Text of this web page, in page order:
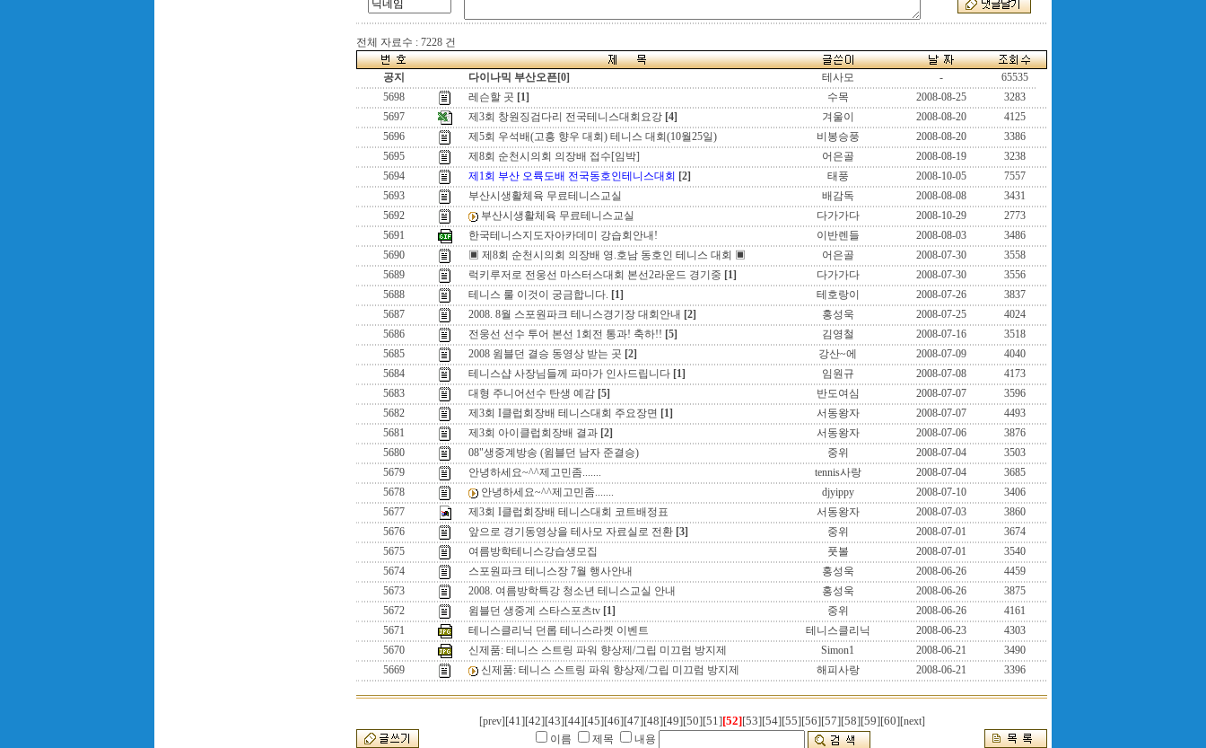
전체 자료수 : 7228 건
공지 다이나믹 부산오픈[0] 테사모 -
65535
5698
레슨할 곳 [1] 수목 2008-08-25
3283
5697
제3회 창원징검다리 전국테니스대회요강 [4] 겨울이 2008-08-20
4125
5696
제5회 우석배(고흥 향우 대회) 테니스 대회(10월25일) 비봉승풍 2008-08-20
3386
5695
제8회 순천시의회 의장배 접수[임박] 어은골 2008-08-19
3238
5694
제1회 부산 오륙도배 전국동호인테니스대회 [2] 태풍 2008-10-05
7557
5693
부산시생활체육 무료테니스교실 배감독 2008-08-08
3431
5692
부산시생활체육 무료테니스교실 다가가다 2008-10-29
2773
5691
한국테니스지도자아카데미 강습회안내! 이반렌들 2008-08-03
3486
5690
▣ 제8회 순천시의회 의장배 영.호남 동호인 테니스 대회 ▣ 어은골 2008-07-30
3558
5689
럭키루저로 전웅선 마스터스대회 본선2라운드 경기중 [1] 다가가다 2008-07-30
3556
5688
테니스 룰 이것이 궁금합니다. [1] 테호랑이 2008-07-26
3837
5687
2008. 8월 스포원파크 테니스경기장 대회안내 [2] 홍성욱 2008-07-25
4024
5686
전웅선 선수 투어 본선 1회전 통과! 축하!! [5] 김영철 2008-07-16
3518
5685
2008 윔블던 결승 동영상 받는 곳 [2] 강산~에 2008-07-09
4040
5684
테니스샵 사장님들께 파마가 인사드립니다 [1] 임원규 2008-07-08
4173
5683
대형 주니어선수 탄생 예감 [5] 반도여심 2008-07-07
3596
5682
제3회 I클럽회장배 테니스대회 주요장면 [1] 서동왕자 2008-07-07
4493
5681
제3회 아이클럽회장배 결과 [2] 서동왕자 2008-07-06
3876
5680
08"생중계방송 (윔블던 남자 준결승) 중위 2008-07-04
3503
5679
안녕하세요~^^제고민좀....... tennis사랑 2008-07-04
3685
5678
안녕하세요~^^제고민좀....... djyippy 2008-07-10
3406
5677
제3회 I클럽회장배 테니스대회 코트배정표 서동왕자 2008-07-03
3860
5676
앞으로 경기동영상을 테사모 자료실로 전환 [3] 중위 2008-07-01
3674
5675
여름방학테니스강습생모집 풋볼 2008-07-01
3540
5674
스포원파크 테니스장 7월 행사안내 홍성욱 2008-06-26
4459
5673
2008. 여름방학특강 청소년 테니스교실 안내 홍성욱 2008-06-26
3875
5672
윔블던 생중계 스타스포츠tv [1] 중위 2008-06-26
4161
5671
테니스클리닉 던롭 테니스라켓 이벤트 테니스클리닉 2008-06-23
4303
5670
신제품: 테니스 스트링 파워 향상제/그립 미끄럼 방지제 Simon1 2008-06-21
3490
5669
신제품: 테니스 스트링 파워 향상제/그립 미끄럼 방지제 해피사랑 2008-06-21 3396
[prev] [41][42][43][44][45][46][47][48][49][50][51][52][53][54][55][56][57][58][59][60][next]
이름
제목 내용